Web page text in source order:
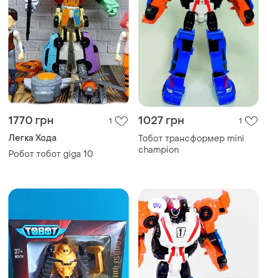
1770 грн 1
Легка Хода
Робот тобот giga 10
1027 грн 1
Тобот трансформер mini
champion